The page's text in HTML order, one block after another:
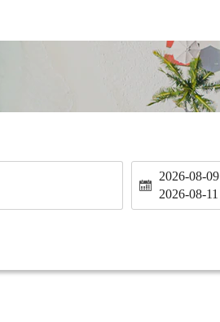
2026-08-09
2026-08-11